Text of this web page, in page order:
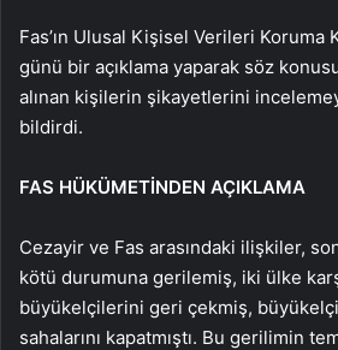
Fas’ın Ulusal Kişisel Verileri Koruma
günü bir açıklama yaparak söz
alınan kişilerin şikayetlerini
bildirdi.
FAS HÜKÜMETİNDEN AÇIKLAMA
Cezayir ve Fas arasındaki ilişkiler,
kötü durumuna gerilemiş, iki ülke
büyükelçilerini geri çekmiş,
sahalarını kapatmıştı. Bu gerilimin